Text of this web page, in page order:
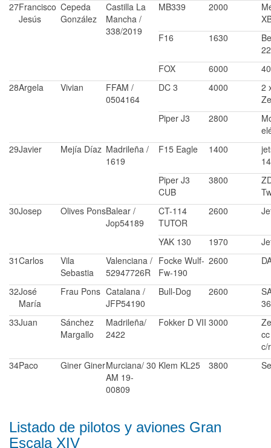
27Francisco
Jesús
Cepeda
González
Castilla La
Mancha /
338/2019
MB339 2000
F16
1630
FOX
6000
28Argela Vivian
FFAM /
0504164
DC 3 4000
2
Piper J3
2800
29Javier Mejía Díaz Madrileña /
1619
F15 Eagle 1400
Piper J3
CUB
3800
30Josep Olives PonsBalear /
Jop54189
CT-114
TUTOR
2600
YAK 130 1970
31Carlos
Vila
Sebastia
Valenciana /
52947726R
Focke Wulf-
Fw-190
2600
32José
María
Frau Pons Catalana /
JFP54190
Bull-Dog 2600
33Juan
Sánchez
Margallo
Madrileña/
2422
Fokker D VII 3000
cc
c/
34Paco Giner GinerMurciana/ 30
AM 19-
00809
Klem KL25 3800
Listado de pilotos y aviones Gran
Escala XIV